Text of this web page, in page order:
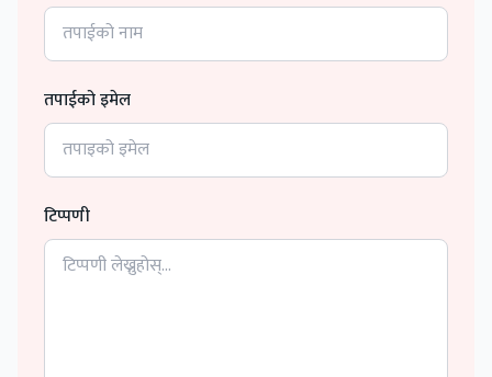
तपाईको इमेल
टिप्पणी